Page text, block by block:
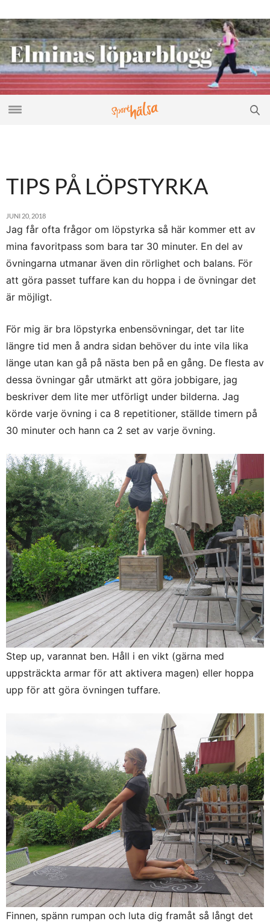
TIPS PÅ LÖPSTYRKA
JUNI 20, 2018
Jag får ofta frågor om löpstyrka så här kommer ett av
mina favoritpass som bara tar 30 minuter. En del av
övningarna utmanar även din rörlighet och balans. För
att göra passet tuffare kan du hoppa i de övningar det
är möjligt.
För mig är bra löpstyrka enbensövningar, det tar lite
längre tid men å andra sidan behöver du inte vila lika
länge utan kan gå på nästa ben på en gång. De flesta av
dessa övningar går utmärkt att göra jobbigare, jag
beskriver dem lite mer utförligt under bilderna. Jag
körde varje övning i ca 8 repetitioner, ställde timern på
30 minuter och hann ca 2 set av varje övning.
Step up, varannat ben. Håll i en vikt (gärna med
uppsträckta armar för att aktivera magen) eller hoppa
upp för att göra övningen tuffare.
Finnen, spänn rumpan och luta dig framåt så långt det